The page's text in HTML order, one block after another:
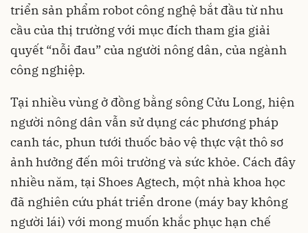
triển sản phẩm robot công nghệ bắt đầu từ nhu
cầu của thị trường với mục đích tham gia giải
quyết “nỗi đau” của người nông dân, của ngành
công nghiệp.
Tại nhiều vùng ở đồng bằng sông Cửu Long, hiện
người nông dân vẫn sử dụng các phương pháp
canh tác, phun tưới thuốc bảo vệ thực vật thô sơ
ảnh hưởng đến môi trường và sức khỏe. Cách đây
nhiều năm, tại Shoes Agtech, một nhà khoa học
đã nghiên cứu phát triển drone (máy bay không
người lái) với mong muốn khắc phục hạn chế